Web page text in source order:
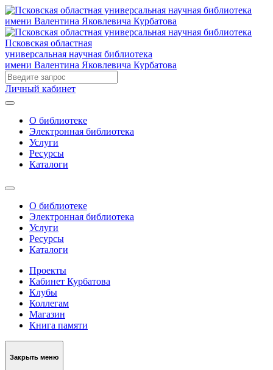
Псковская областная
универсальная научная библиотека
имени Валентина Яковлевича Курбатова
Личный кабинет
О библиотеке
Электронная библиотека
Услуги
Ресурсы
Каталоги
О библиотеке
Электронная библиотека
Услуги
Ресурсы
Каталоги
Проекты
Кабинет Курбатова
Клубы
Коллегам
Магазин
Книга памяти
Закрыть меню